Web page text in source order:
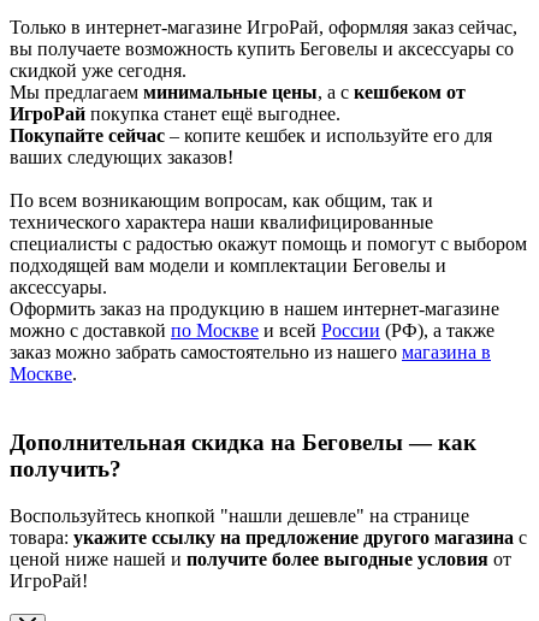
Только в интернет-магазине ИгроРай, оформляя заказ сейчас,
вы получаете возможность купить Беговелы и аксессуары со
скидкой уже сегодня.
Мы предлагаем минимальные цены, а с кешбеком от
ИгроРай покупка станет ещё выгоднее.
Покупайте сейчас – копите кешбек и используйте его для
ваших следующих заказов!
По всем возникающим вопросам, как общим, так и
технического характера наши квалифицированные
специалисты с радостью окажут помощь и помогут с выбором
подходящей вам модели и комплектации Беговелы и
аксессуары.
Оформить заказ на продукцию в нашем интернет-магазине
можно с доставкой по Москве и всей России (РФ), а также
заказ можно забрать самостоятельно из нашего магазина в
Москве.
Дополнительная скидка на Беговелы — как
получить?
Воспользуйтесь кнопкой "нашли дешевле" на странице
товара: укажите ссылку на предложение другого магазина с
ценой ниже нашей и получите более выгодные условия от
ИгроРай!